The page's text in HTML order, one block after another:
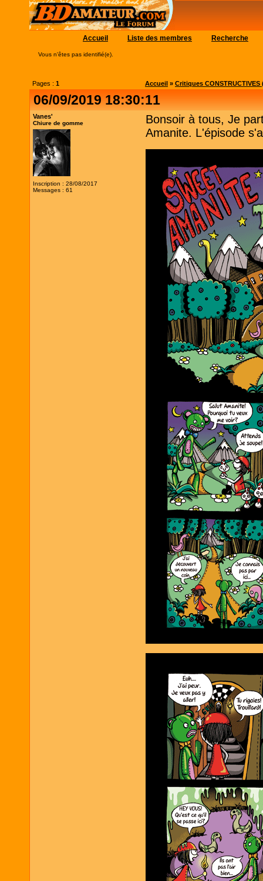
Accueil Liste des membres Recherche
Vous n'êtes pas identifié(e).
Pages : 1 Accueil » Critiques
06/09/2019 18:30:11
Vanes'
Chiure de gomme
Inscription : 28/08/2017
Messages : 61
Bonsoir à tous, Je
Amanite. L'épisode